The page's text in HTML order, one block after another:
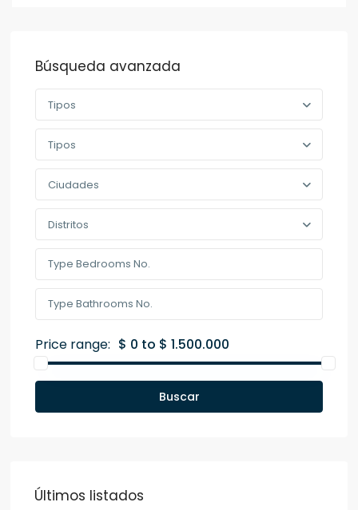
Búsqueda avanzada
Tipos
Tipos
Ciudades
Distritos
Price range: $ 0 to $ 1.500.000
Buscar
Últimos listados